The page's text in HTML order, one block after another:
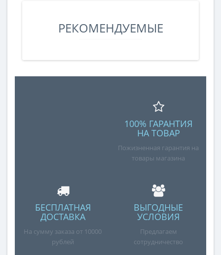
РЕКОМЕНДУЕМЫЕ
100% ГАРАНТИЯ
НА ТОВАР
Пожизненная гарантия на
товары магазина
БЕСПЛАТНАЯ
ДОСТАВКА
На сумму заказа от 10000
рублей
ВЫГОДНЫЕ
УСЛОВИЯ
Предлагаем
сотрудничество